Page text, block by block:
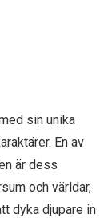
sin unika
En av
är dess
och världar,
dyka djupare in